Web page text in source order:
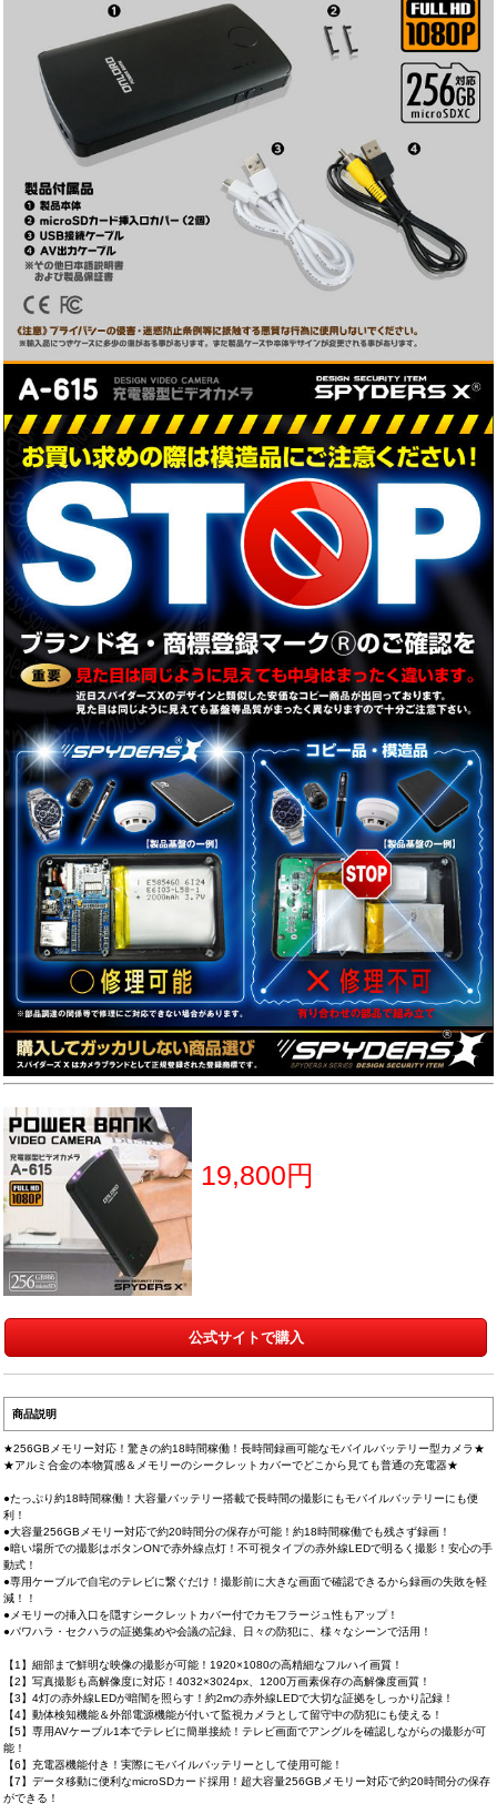
19,800円
公式サイトで購入
商品説明
★256GBメモリー対応！驚きの約18時間稼働！長時間録画可能なモバイルバッテリー型カメラ★
★アルミ合金の本物質感＆メモリーのシークレットカバーでどこから見ても普通の充電器★
●たっぷり約18時間稼働！大容量バッテリー搭載で長時間の撮影にもモバイルバッテリーにも便
利！
●大容量256GBメモリー対応で約20時間分の保存が可能！約18時間稼働でも残さず録画！
●暗い場所での撮影はボタンONで赤外線点灯！不可視タイプの赤外線LEDで明るく撮影！安心の手
動式！
●専用ケーブルで自宅のテレビに繋ぐだけ！撮影前に大きな画面で確認できるから録画の失敗を軽
減！！
●メモリーの挿入口を隠すシークレットカバー付でカモフラージュ性もアップ！
●パワハラ・セクハラの証拠集めや会議の記録、日々の防犯に、様々なシーンで活用！
【1】細部まで鮮明な映像の撮影が可能！1920×1080の高精細なフルハイ画質！
【2】写真撮影も高解像度に対応！4032×3024px、1200万画素保存の高解像度画質！
【3】4灯の赤外線LEDが暗闇を照らす！約2mの赤外線LEDで大切な証拠をしっかり記録！
【4】動体検知機能＆外部電源機能が付いて監視カメラとして留守中の防犯にも使える！
【5】専用AVケーブル1本でテレビに簡単接続！テレビ画面でアングルを確認しながらの撮影が可
能！
【6】充電器機能付き！実際にモバイルバッテリーとして使用可能！
【7】データ移動に便利なmicroSDカード採用！超大容量256GBメモリー対応で約20時間分の保存
ができる！